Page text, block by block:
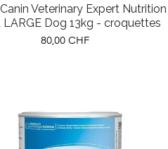
Veterinary Expert Nutrition
Dog 13kg - croquettes
Prix
80,00 CHF